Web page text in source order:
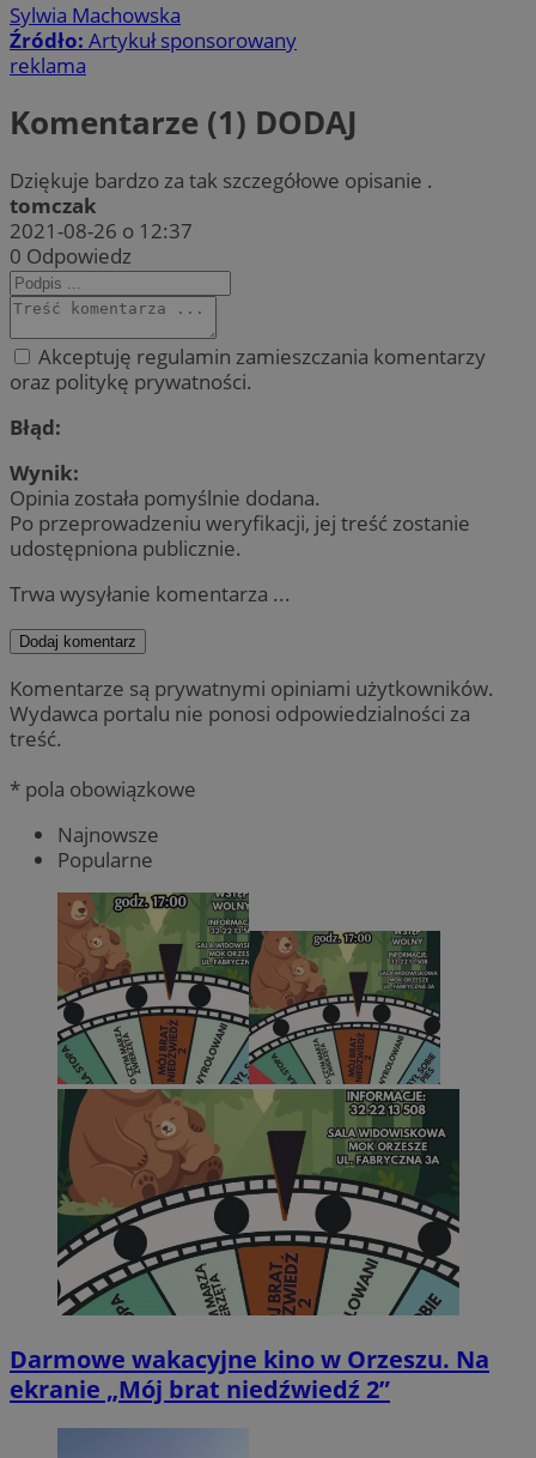
Sylwia Machowska
Źródło: Artykuł sponsorowany
reklama
Komentarze (1) DODAJ
Dziękuje bardzo za tak szczegółowe opisanie .
tomczak
2021-08-26 o 12:37
0 Odpowiedz
Akceptuję regulamin zamieszczania komentarzy
oraz politykę prywatności.
Błąd:
Wynik:
Opinia została pomyślnie dodana.
Po przeprowadzeniu weryfikacji, jej treść zostanie
udostępniona publicznie.
Trwa wysyłanie komentarza ...
Dodaj komentarz
Komentarze są prywatnymi opiniami użytkowników.
Wydawca portalu nie ponosi odpowiedzialności za
treść.
* pola obowiązkowe
Najnowsze
Popularne
Darmowe wakacyjne kino w Orzeszu. Na
ekranie „Mój brat niedźwiedź 2”